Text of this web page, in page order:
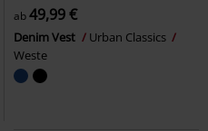
ab49,99 €
Denim Vest
Urban Classics
Weste